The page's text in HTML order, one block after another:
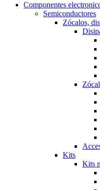
Componentes
Semiconductores
Zócalos,
Kits
Kits